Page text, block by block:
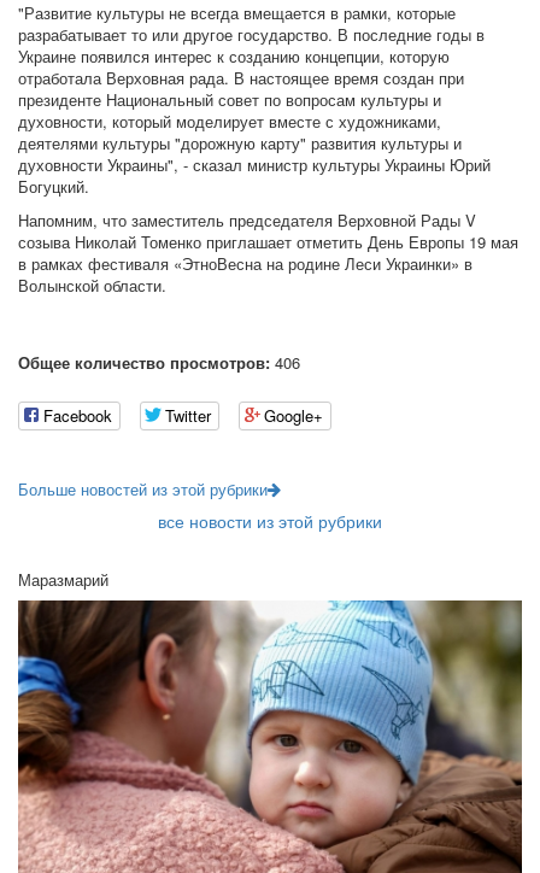
"Развитие культуры не всегда вмещается в рамки, которые
разрабатывает то или другое государство. В последние годы в
Украине появился интерес к созданию концепции, которую
отработала Верховная рада. В настоящее время создан при
президенте Национальный совет по вопросам культуры и
духовности, который моделирует вместе с художниками,
деятелями культуры "дорожную карту" развития культуры и
духовности Украины", - сказал министр культуры Украины Юрий
Богуцкий.
Напомним, что заместитель председателя Верховной Рады V
созыва Николай Томенко приглашает отметить День Европы 19 мая
в рамках фестиваля «ЭтноВесна на родине Леси Украинки» в
Волынской области.
Общее количество просмотров: 406
Facebook Twitter Google+
Больше новостей из этой рубрики
все новости из этой рубрики
Маразмарий